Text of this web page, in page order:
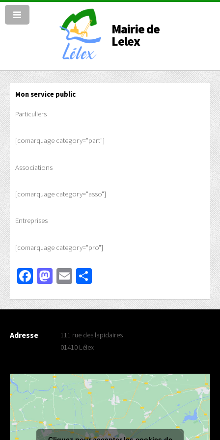
Mairie de
Lelex
Mon service public
Particuliers
[comarquage category="part"]
Associations
[comarquage category="asso"]
Entreprises
[comarquage category="pro"]
Facebook
Mastodon
Email
Adresse
111 rue des lapidaires
01410 Lélex